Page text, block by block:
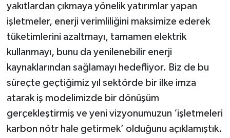
yakıtlardan çıkmaya yönelik yatırımlar yapan
işletmeler, enerji verimliliğini maksimize ederek
tüketimlerini azaltmayı, tamamen elektrik
kullanmayı, bunu da yenilenebilir enerji
kaynaklarından sağlamayı hedefliyor. Biz de bu
süreçte geçtiğimiz yıl sektörde bir ilke imza
atarak iş modelimizde bir dönüşüm
gerçekleştirmiş ve yeni vizyonumuzun ‘işletmeleri
karbon nötr hale getirmek’ olduğunu açıklamıştık.